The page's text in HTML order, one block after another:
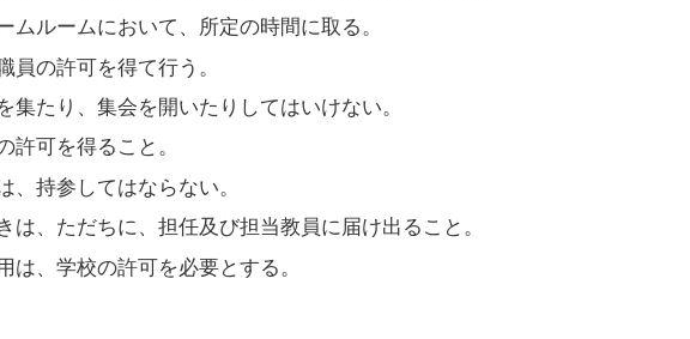
ムルームにおいて、所定の時間に取る。
員の許可を得て行う。
集たり、集会を開いたりしてはいけない。
許可を得ること。
、持参してはならない。
は、ただちに、担任及び担当教員に届け出ること。
は、学校の許可を必要とする。